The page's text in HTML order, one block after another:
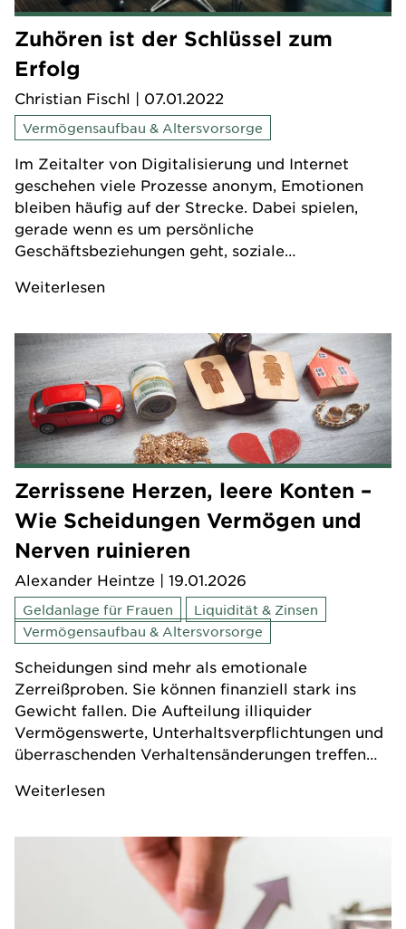
Zuhören ist der Schlüssel zum
Erfolg
Christian Fischl | 07.01.2022
Vermögensaufbau & Altersvorsorge
Im Zeitalter von Digitalisierung und Internet
geschehen viele Prozesse anonym, Emotionen
bleiben häufig auf der Strecke. Dabei spielen,
gerade wenn es um persönliche
Geschäftsbeziehungen geht, soziale
auch in der Vermögensverwaltung der Schlüssel
Weiterlesen
Zerrissene Herzen, leere Konten –
Wie Scheidungen Vermögen und
Nerven ruinieren
Alexander Heintze | 19.01.2026
Geldanlage für Frauen
Liquidität & Zinsen
Vermögensaufbau & Altersvorsorge
Scheidungen sind mehr als emotionale
Zerreißproben. Sie können finanziell stark ins
Gewicht fallen. Die Aufteilung illiquider
Vermögenswerte, Unterhaltsverpflichtungen und
überraschenden Verhaltensänderungen treffen
Weiterlesen